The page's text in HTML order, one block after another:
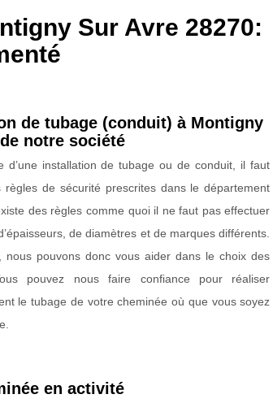
Sur Avre 28270:
de tubage (conduit) à Montigny
notre société
d’une installation de tubage ou de conduit, il faut
règles de sécurité prescrites dans le département
des règles comme quoi il ne faut pas effectuer
de diamètres et de marques différents.
nous pouvons donc vous aider dans le choix des
pouvez nous faire confiance pour réaliser
le tubage de votre cheminée où que vous soyez
en activité